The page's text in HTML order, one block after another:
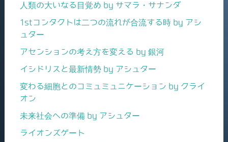
人類の大いなる目覚め by サマラ・サナンダ
1stコンタクトは二つの流れが合流する時 by アシ
ュター
アセンションの考え方を変える by 銀河
イシドリスと最新情勢 by アシュター
変わる細胞とのコミュミュニケーション by クライ
オン
未来社会への準備 by アシュター
ライオンズゲート